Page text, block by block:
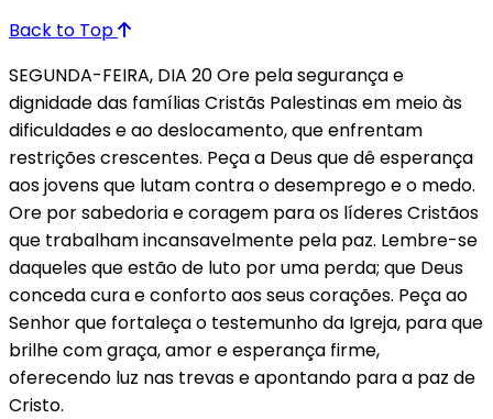
Back to Top
SEGUNDA-FEIRA, DIA 20 Ore pela segurança e
dignidade das famílias Cristãs Palestinas em meio às
dificuldades e ao deslocamento, que enfrentam
restrições crescentes. Peça a Deus que dê esperança
aos jovens que lutam contra o desemprego e o medo.
Ore por sabedoria e coragem para os líderes Cristãos
que trabalham incansavelmente pela paz. Lembre-se
daqueles que estão de luto por uma perda; que Deus
conceda cura e conforto aos seus corações. Peça ao
Senhor que fortaleça o testemunho da Igreja, para que
brilhe com graça, amor e esperança firme,
oferecendo luz nas trevas e apontando para a paz de
Cristo.